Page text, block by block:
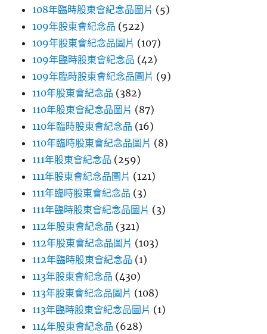
108年臨時股東會紀念品圖片 (5)
109年股東會紀念品 (522)
109年股東會紀念品圖片 (107)
109年臨時股東會紀念品 (42)
109年臨時股東會紀念品圖片 (9)
110年股東會紀念品 (382)
110年股東會紀念品圖片 (87)
110年臨時股東會紀念品 (16)
110年臨時股東會紀念品圖片 (8)
111年股東會紀念品 (259)
111年股東會紀念品圖片 (121)
111年臨時股東會紀念品 (3)
111年臨時股東會紀念品圖片 (3)
112年股東會紀念品 (321)
112年股東會紀念品圖片 (103)
112年臨時股東會紀念品 (1)
113年股東會紀念品 (430)
113年股東會紀念品圖片 (108)
113年臨時股東會紀念品圖片 (1)
114年股東會紀念品 (628)